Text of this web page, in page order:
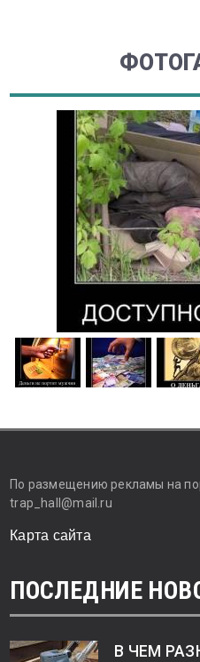
По размещению рекламы на
trap_hall@mail.ru
Карта сайта
ПОСЛЕДНИЕ
В ЧЕМ